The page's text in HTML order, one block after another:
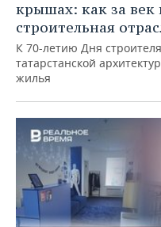
крышах: как за век
строительная
К 70-летию Дня
татарстанской
жилья